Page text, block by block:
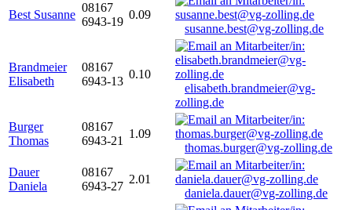
Best Susanne
08167
6943-19
0.09
susanne.best@vg-zolling.de
Brandmeier
Elisabeth
08167
6943-13
0.10
elisabeth.brandmeier@vg-
zolling.de
Burger
Thomas
08167
6943-21
1.09
thomas.burger@vg-zolling.de
Dauer
Daniela
08167
6943-27
2.01
daniela.dauer@vg-zolling.de